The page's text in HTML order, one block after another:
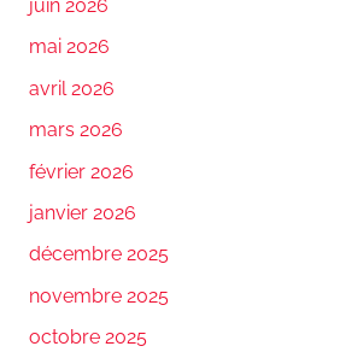
juin 2026
mai 2026
avril 2026
mars 2026
février 2026
janvier 2026
décembre 2025
novembre 2025
octobre 2025